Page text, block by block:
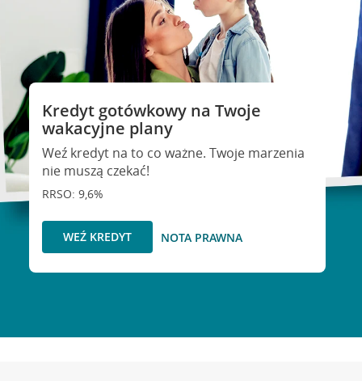
Kredyt gotówkowy na Twoje
wakacyjne plany
Weź kredyt na to co ważne. Twoje marzenia
nie muszą czekać!
RRSO: 9,6%
WEŹ KREDYT NOTA PRAWNA